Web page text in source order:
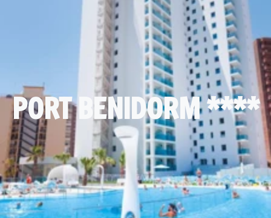
PORT BENIDORM ****